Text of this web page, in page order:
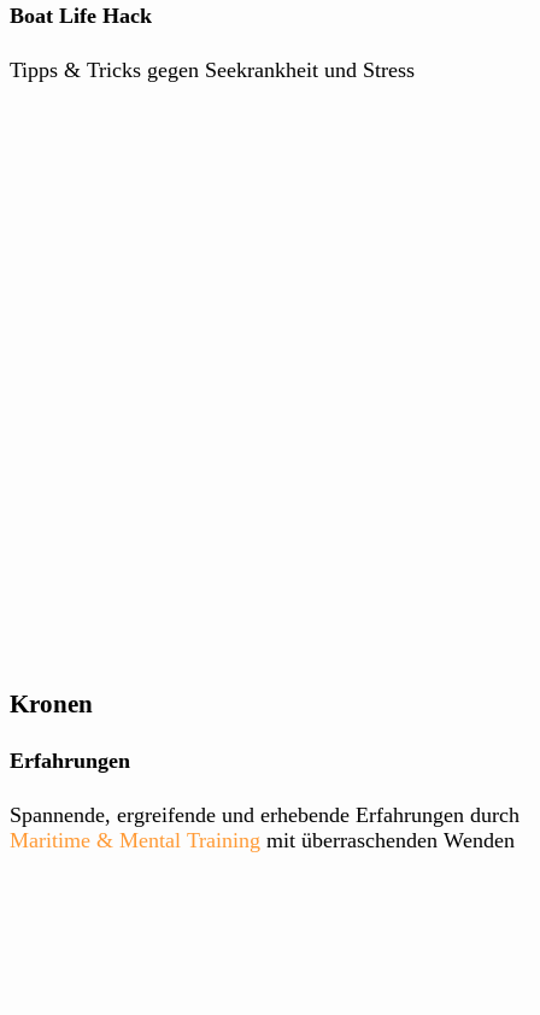
Boat Life Hack
Tipps & Tricks gegen Seekrankheit und Stress
Kronen
Erfahrungen
Spannende, ergreifende und erhebende Erfahrungen durch
Maritime & Mental Training mit überraschenden Wenden